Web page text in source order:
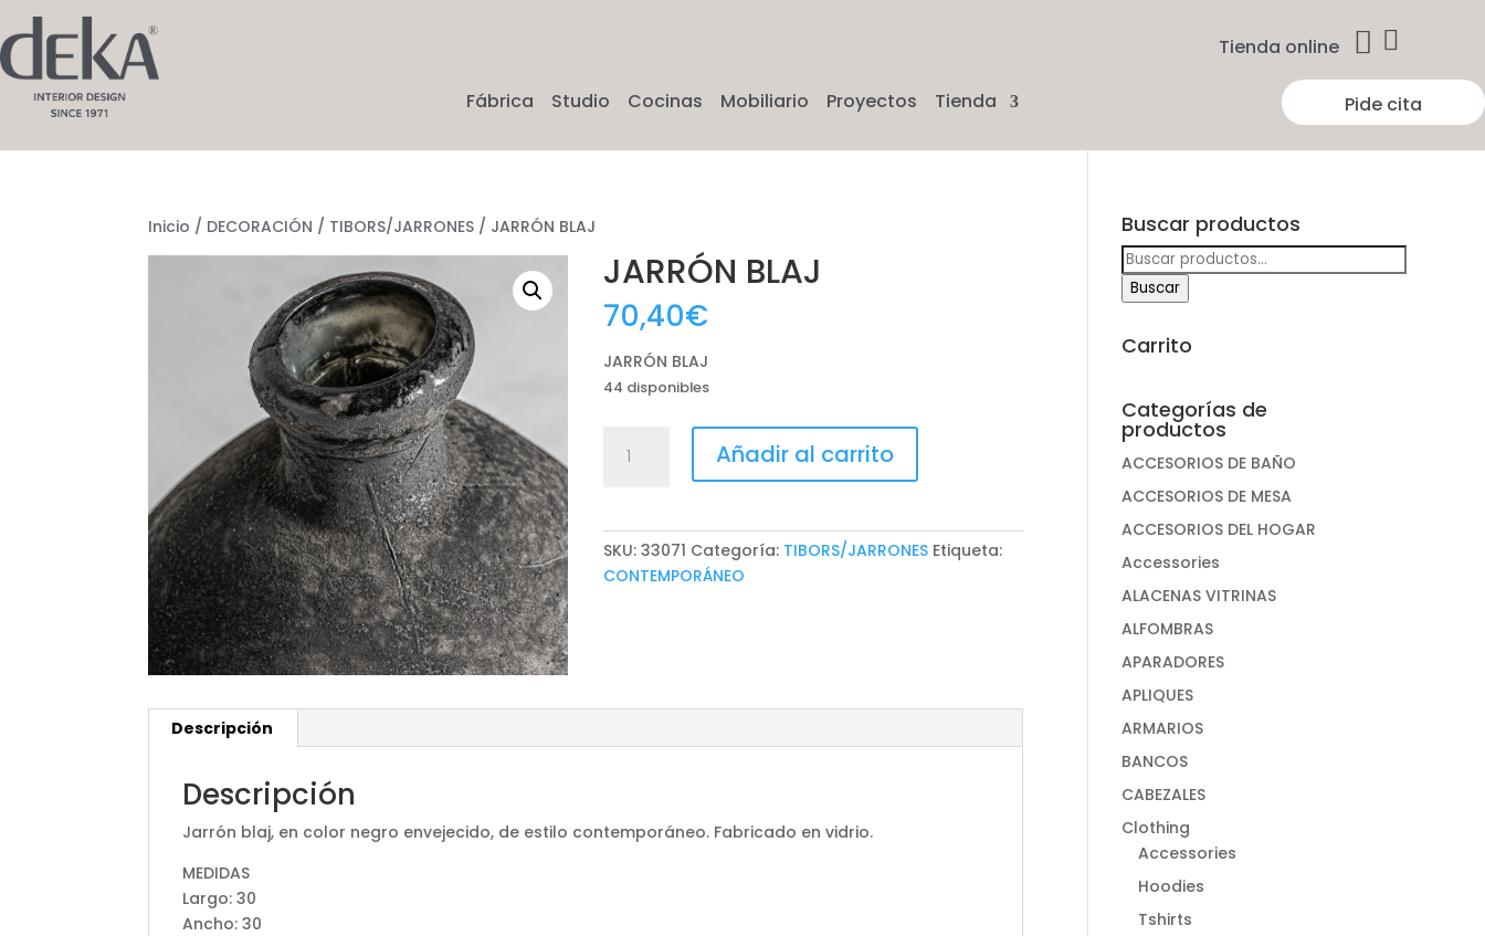
Tienda online  
Fábrica Studio Cocinas Mobiliario Proyectos Tienda Pide cita
Inicio / DECORACIÓN / TIBORS/JARRONES / JARRÓN BLAJ
JARRÓN BLAJ
70,40€
JARRÓN BLAJ
44 disponibles
BLAJ
Añadir al carrito
SKU:33071 Categoría: TIBORS/JARRONES Etiqueta:
CONTEMPORÁNEO
Descripción
Descripción
Jarrón blaj, en color negro envejecido, de estilo contemporáneo. Fabricado en vidrio.
MEDIDAS
Largo: 30
Ancho: 30
Buscar productos
Buscar
por:
Buscar
Carrito
Categorías de
productos
ACCESORIOS DE BAÑO
ACCESORIOS DE MESA
ACCESORIOS DEL HOGAR
Accessories
ALACENAS VITRINAS
ALFOMBRAS
APARADORES
APLIQUES
ARMARIOS
BANCOS
CABEZALES
Clothing
Accessories
Hoodies
Tshirts